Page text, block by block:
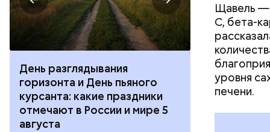
День разглядывания
горизонта и День пьяного
курсанта: какие праздники
отмечают в России и мире 5
августа
День
День
праздники
и мире 4
Щавель —
С, бета-
уровня
печени.